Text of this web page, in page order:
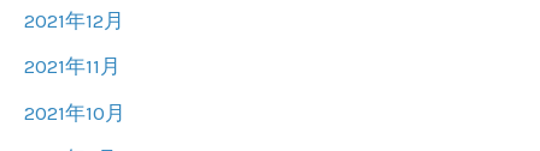
2021年12月
2021年11月
2021年10月